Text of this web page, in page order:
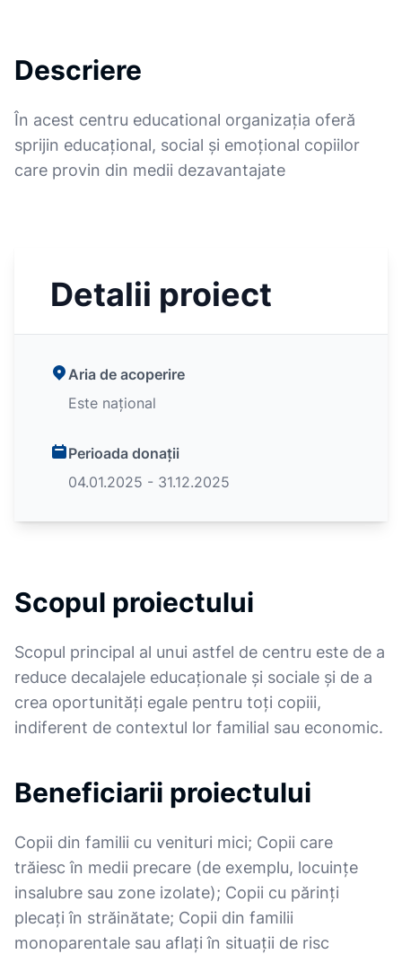
Descriere
În acest centru educational organizația oferă
sprijin educațional, social și emoțional copiilor
care provin din medii dezavantajate
Detalii proiect
Aria de acoperire
Este național
Perioada donații
04.01.2025 - 31.12.2025
Scopul proiectului
Scopul principal al unui astfel de centru este de a
reduce decalajele educaționale și sociale și de a
crea oportunități egale pentru toți copiii,
indiferent de contextul lor familial sau economic.
Beneficiarii proiectului
Copii din familii cu venituri mici; Copii care
trăiesc în medii precare (de exemplu, locuințe
insalubre sau zone izolate); Copii cu părinți
plecați în străinătate; Copii din familii
monoparentale sau aflați în situații de risc